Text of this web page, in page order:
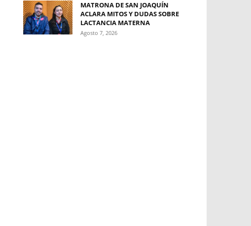
MATRONA DE SAN JOAQUÍN
ACLARA MITOS Y DUDAS SOBRE
LACTANCIA MATERNA
Agosto 7, 2026